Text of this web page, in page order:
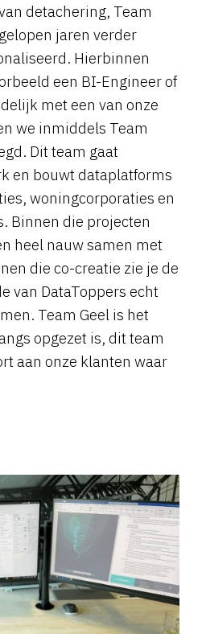
detachering, Team
jaren verder
Hierbinnen
een BI-Engineer of
met een van onze
we inmiddels Team
Dit team gaat
en bouwt dataplatforms
woningcorporaties en
Binnen die projecten
heel nauw samen met
die co-creatie zie je de
van DataToppers echt
Team Geel is het
opgezet is, dit team
aan onze klanten waar